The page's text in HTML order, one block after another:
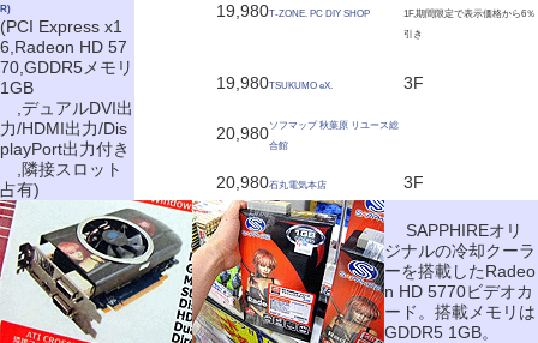
R)
(PCI Express x1
6,Radeon HD 57
70,GDDR5メモリ
1GB
,デュアルDVI出
力/HDMI出力/Dis
playPort出力付き
,隣接スロット
占有)
19,980T-ZONE. PC DIY SHOP
1F,期間限定で表示価格から6％
引き
19,980TSUKUMO eX. 3F
20,980ソフマップ 秋葉原 リユース総
合館
20,980石丸電気本店 3F
SAPPHIREオリ
ジナルの冷却クーラ
ーを搭載したRadeo
n HD 5770ビデオカ
ード。搭載メモリは
GDDR5 1GB。